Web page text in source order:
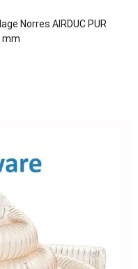
Norres AIRDUC PUR
mm